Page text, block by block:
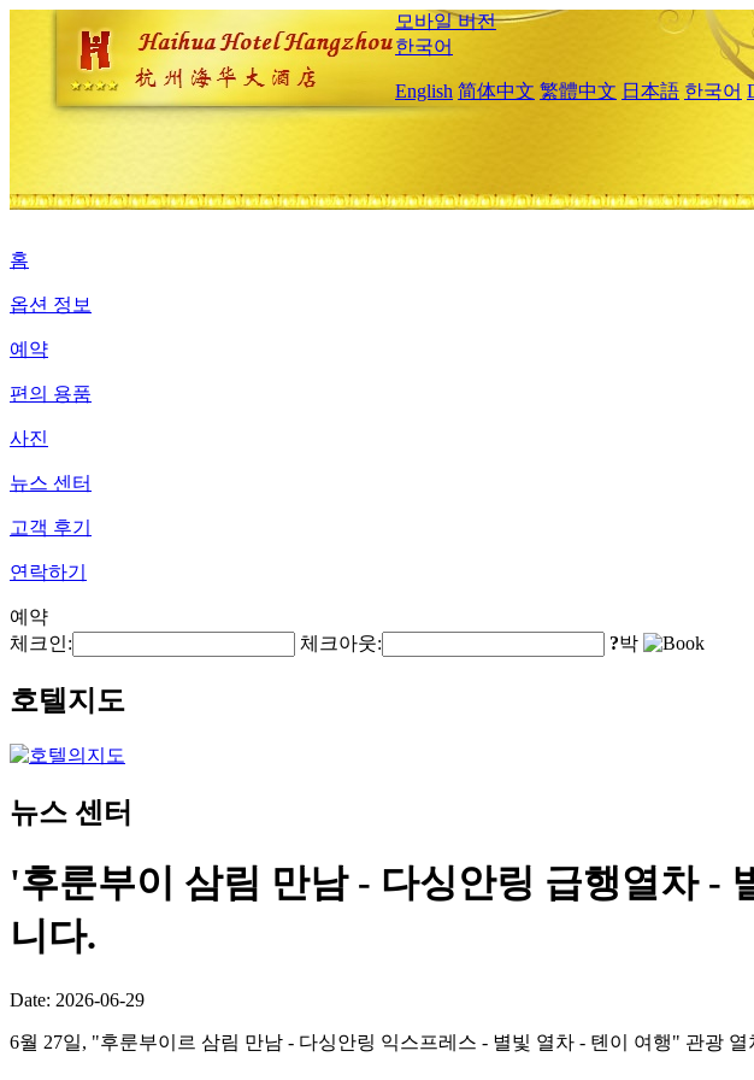
모바일 버전
한국어
English 简体中文 繁體中文 日本語 한국어
홈
옵션 정보
예약
편의 용품
사진
뉴스 센터
고객 후기
연락하기
예약
체크인:
체크아웃: ?박
호텔지도
뉴스 센터
'후룬부이 삼림 만남 - 다싱안링 급행열차 -
니다.
Date: 2026-06-29
6월 27일, "후룬부이르 삼림 만남 - 다싱안링 익스프레스 - 별빛 열차 - 톈이 여행" 관광